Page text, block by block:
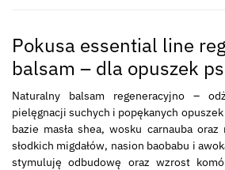
Pokusa essential line
balsam – dla opuszek
Naturalny balsam regeneracyjno –
pielęgnacji suchych i popękanych
bazie masła shea, wosku carnauba
słodkich migdałów, nasion baobabu i
stymuluję odbudowę oraz wzrost